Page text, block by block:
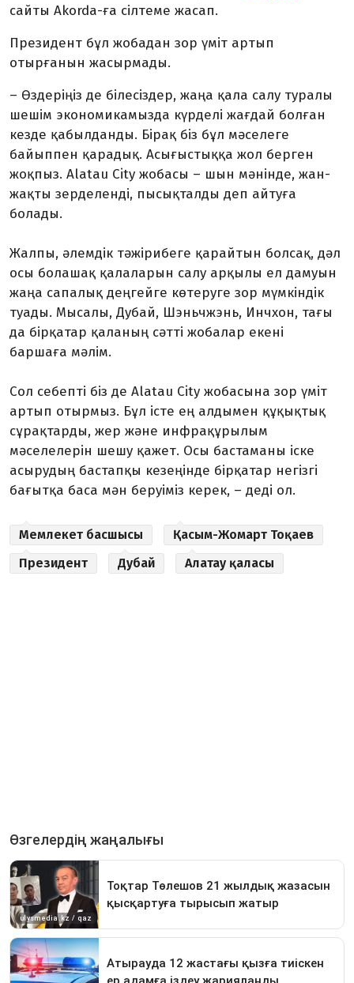
сайты Akorda-ға сілтеме жасап.
Президент бұл жобадан зор үміт артып
отырғанын жасырмады.
– Өздеріңіз де білесіздер, жаңа қала салу туралы
шешім экономикамызда күрделі жағдай болған
кезде қабылданды. Бірақ біз бұл мәселеге
байыппен қарадық. Асығыстыққа жол берген
жоқпыз. Alatau City жобасы – шын мәнінде, жан-
жақты зерделенді, пысықталды деп айтуға
болады.
Жалпы, әлемдік тәжірибеге қарайтын болсақ, дәл
осы болашақ қалаларын салу арқылы ел дамуын
жаңа сапалық деңгейге көтеруге зор мүмкіндік
туады. Мысалы, Дубай, Шэньчжэнь, Инчхон, тағы
да бірқатар қаланың сәтті жобалар екені
баршаға мәлім.
Сол себепті біз де Alatau City жобасына зор үміт
артып отырмыз. Бұл істе ең алдымен құқықтық
сұрақтарды, жер және инфрақұрылым
мәселелерін шешу қажет. Осы бастаманы іске
асырудың бастапқы кезеңінде бірқатар негізгі
бағытқа баса мән беруіміз керек, – деді ол.
Мемлекет басшысы
Қасым-Жомарт Тоқаев
Президент
Дубай Алатау қаласы